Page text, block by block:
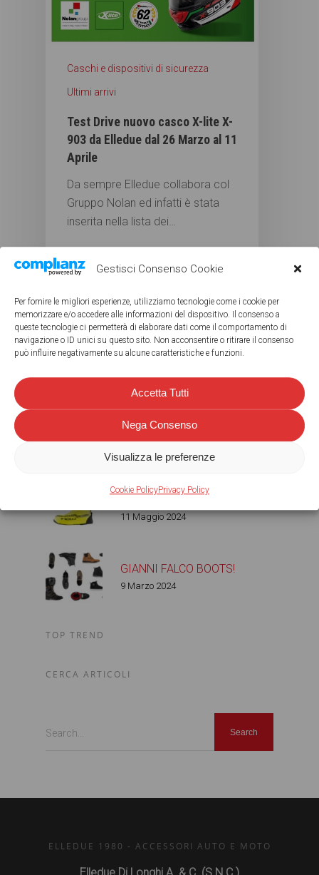
Gestisci Consenso Cookie
Per fornire le migliori esperienze, utilizziamo tecnologie come i cookie per
memorizzare e/o accedere alle informazioni del dispositivo. Il consenso a
queste tecnologie ci permetterà di elaborare dati come il comportamento di
navigazione o ID unici su questo sito. Non acconsentire o ritirare il consenso
può influire negativamente su alcune caratteristiche e funzioni.
Accetta Tutti
Nega Consenso
Visualizza le preferenze
Cookie PolicyPrivacy Policy
Caschi e dispositivi di sicurezza
Ultimi arrivi
Test Drive nuovo casco X-lite X-
903 da Elledue dal 26 Marzo al 11
Aprile
Da sempre Elledue collabora col
Gruppo Nolan ed infatti è stata
inserita nella lista dei…
28 Febbraio 2019
ULTIMI ARTICOLI
GS 1300 – VALIGIE E BORSE
SW-MOTECH
6 Luglio 2024
PRIMAVERA PIOVOSA? CI
PENSA HELD!
11 Maggio 2024
GIANNI FALCO BOOTS!
9 Marzo 2024
TOP TREND
CERCA ARTICOLI
Search...
ELLEDUE 1980 - ACCESSORI AUTO E MOTO